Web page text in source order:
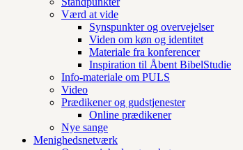
Værd at vide
Synspunkter og overvejelser
Viden om køn og identitet
Materiale fra konferencer
Inspiration til Åbent BibelStudie
Info-materiale om PULS
Video
Prædikener og gudstjenester
Online prædikener
Nye sange
Menighedsnetværk